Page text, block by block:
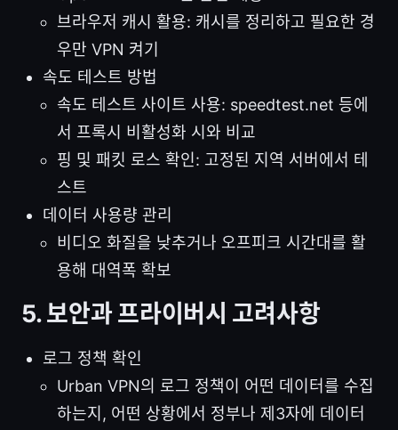
브라우저 캐시 활용: 캐시를 정리하고 필요한 경
우만 VPN 켜기
속도 테스트 방법
속도 테스트 사이트 사용: speedtest.net 등에
서 프록시 비활성화 시와 비교
핑 및 패킷 로스 확인: 고정된 지역 서버에서 테
스트
데이터 사용량 관리
비디오 화질을 낮추거나 오프피크 시간대를 활
용해 대역폭 확보
5. 보안과 프라이버시 고려사항
로그 정책 확인
Urban VPN의 로그 정책이 어떤 데이터를 수집
하는지, 어떤 상황에서 정부나 제3자에 데이터